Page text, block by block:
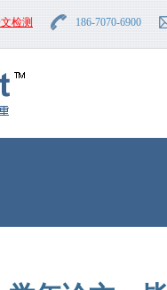
检测 186-7070-6900